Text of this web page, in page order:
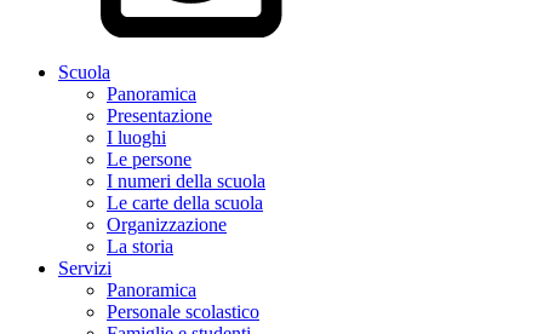
Scuola
Panoramica
Presentazione
I luoghi
Le persone
I numeri della scuola
Le carte della scuola
Organizzazione
La storia
Servizi
Panoramica
Personale scolastico